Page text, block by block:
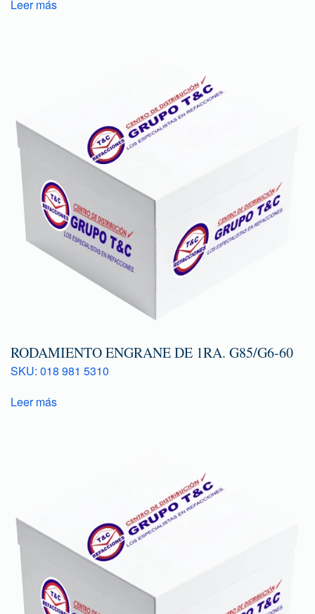
Leer más
RODAMIENTO ENGRANE DE 1RA. G85/G6-60
SKU: 018 981 5310
Leer más